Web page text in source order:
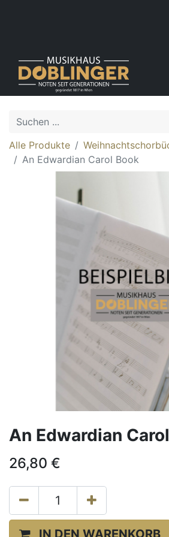
Alle Produkte
An Edwardian Carol Book
An Edwardian
26,80 €
IN DEN WARENKORB